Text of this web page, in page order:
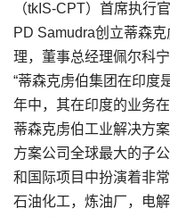
（tkIS-CPT）首席执行
PD Samudra创立蒂森
理，董事总经理佩尔科
“蒂森克虏伯集团在印度
年中，其在印度的业务
蒂森克虏伯工业解决方
方案公司全球最大的子
和国际项目中扮演着非
石油化工，炼油厂，电